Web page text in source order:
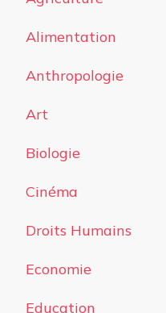
Alimentation
Anthropologie
Art
Biologie
Cinéma
Droits Humains
Economie
Education